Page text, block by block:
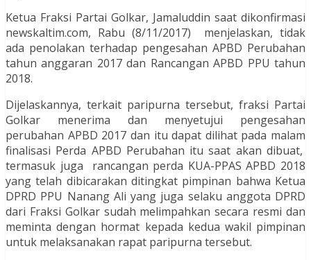
Ketua Fraksi Partai Golkar, Jamaluddin saat dikonfirmasi
newskaltim.com, Rabu (8/11/2017) menjelaskan, tidak
ada penolakan terhadap pengesahan APBD Perubahan
tahun anggaran 2017 dan Rancangan APBD PPU tahun
2018.
Dijelaskannya, terkait paripurna tersebut, fraksi Partai
Golkar menerima dan menyetujui pengesahan
perubahan APBD 2017 dan itu dapat dilihat pada malam
finalisasi Perda APBD Perubahan itu saat akan dibuat,
termasuk juga rancangan perda KUA-PPAS APBD 2018
yang telah dibicarakan ditingkat pimpinan bahwa Ketua
DPRD PPU Nanang Ali yang juga selaku anggota DPRD
dari Fraksi Golkar sudah melimpahkan secara resmi dan
meminta dengan hormat kepada kedua wakil pimpinan
untuk melaksanakan rapat paripurna tersebut.